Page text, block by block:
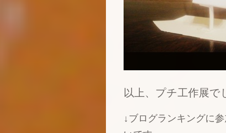
以上、プチ工作展で
↓ブログランキングに